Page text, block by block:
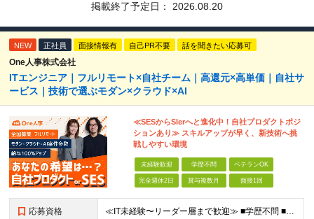
掲載終了予定日： 2026.08.20
NEW 正社員 面接情報有 自己PR不要 話を聞きたい応募可
One人事株式会社
ITエンジニア｜フルリモート×自社チーム｜高還元×高単価｜自社サ
ービス｜技術で選ぶモダン×クラウド×AI
≪SESからSIerへと進化中！自社プロダクトポジ
ションあり≫ スキルアップが早く、新技術へ挑
戦しやすい環境
未経験歓迎 学歴不問 ベテランOK
完全週休2日 賞与複数月 面接1回
応募資格 ≪IT未経験〜リーダー層まで歓迎≫ ■学歴不問 ■国籍不問 ★テスト／運用保守のみのご経験の方も歓迎です！ ≪歓迎要件≫ ・開発またはインフラいずれかの実務経験 ・AWSなどクラウド技術への興味・学